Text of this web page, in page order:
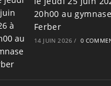
20h00 au
Ferber
14 JUIN 2026 / 0